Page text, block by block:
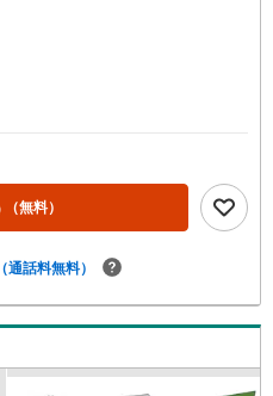
（無料）
（通話料無料）